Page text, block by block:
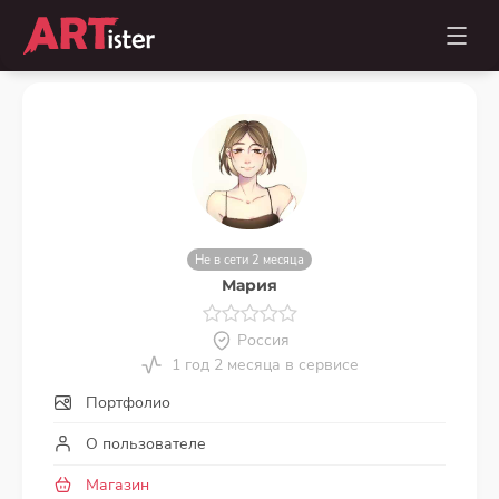
Не в сети 2 месяца
Мария
Россия
1 год 2 месяца в сервисе
Портфолио
О пользователе
Магазин